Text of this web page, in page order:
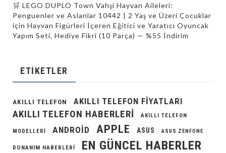
🛒 LEGO DUPLO Town Vahşi Hayvan Aileleri:
Penguenler ve Aslanlar 10442 | 2 Yaş ve Üzeri Çocuklar
için Hayvan Figürleri İçeren Eğitici ve Yaratıcı Oyuncak
Yapım Seti, Hediye Fikri (10 Parça) — %55 İndirim
ETIKETLER
AKILLI TELEFON AKILLI TELEFON FIYATLARI
AKILLI TELEFON HABERLERI AKILLI TELEFON
MODELLERI ANDROID APPLE ASUS ASUS ZENFONE
DONANIM HABERLERI EN GÜNCEL HABERLER